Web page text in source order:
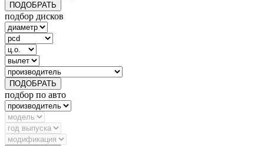
ПОДОБРАТЬ
подбор дисков
ПОДОБРАТЬ
подбор по авто